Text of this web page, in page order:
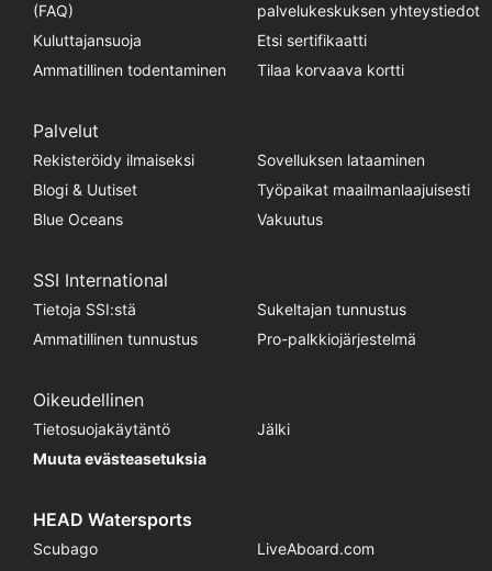
(FAQ)
palvelukeskuksen yhteystiedot
Kuluttajansuoja
Etsi sertifikaatti
Ammatillinen todentaminen
Tilaa korvaava kortti
Palvelut
Rekisteröidy ilmaiseksi
Sovelluksen lataaminen
Blogi & Uutiset
Työpaikat maailmanlaajuisesti
Blue Oceans
Vakuutus
SSI International
Tietoja SSI:stä
Sukeltajan tunnustus
Ammatillinen tunnustus
Pro-palkkiojärjestelmä
Oikeudellinen
Tietosuojakäytäntö
Jälki
Muuta evästeasetuksia
HEAD Watersports
Scubago
LiveAboard.com